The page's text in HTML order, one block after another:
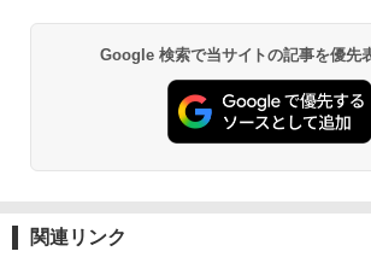
Google 検索で当サイトの記事を優先
関連リンク